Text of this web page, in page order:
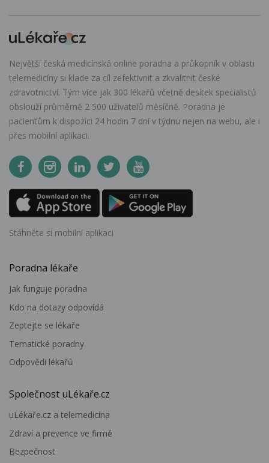
Největší česká medicínská online poradna a průkopník v oblasti
telemedicíny si klade za cíl zefektivnit a zkvalitnit české
zdravotnictví. Tým více jak 300 lékařů včetně desítek specialistů
obslouží průměrně 2 500 uživatelů měsíčně. Poradna je
pacientům k dispozici 24 hodin 7 dní v týdnu nejen na webu, ale i
přes mobilní aplikaci.
Stáhněte si mobilní aplikaci
Poradna lékaře
Jak funguje poradna
Kdo na dotazy odpovídá
Zeptejte se lékaře
Tematické poradny
Odpovědi lékařů
Společnost uLékaře.cz
uLékaře.cz a telemedicína
Zdraví a prevence ve firmě
Bezpečnost